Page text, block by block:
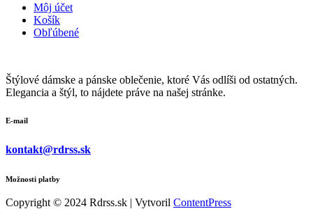
Môj účet
Košík
Obľúbené
Štýlové dámske a pánske oblečenie, ktoré Vás odlíši od ostatných.
Elegancia a štýl, to nájdete práve na našej stránke.
E-mail
kontakt@rdrss.sk
Možnosti platby
Copyright © 2024 Rdrss.sk | Vytvoril ContentPress